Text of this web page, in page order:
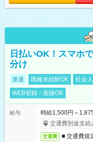
日払いOK！スマホ
分け
派遣 職種未経験OK 社会
WEB登録・面接OK
給与
時給1,500円～
交通費別途支給
交通費 ■ 交通費規